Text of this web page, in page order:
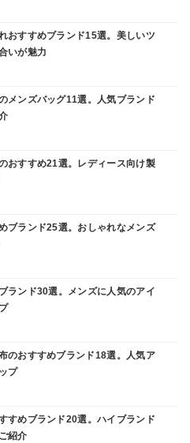
おすすめブランド15選。美しいツ
いが魅力
メンズバッグ11選。人気ブランド
おすすめ21選。レディース向け製
ブランド25選。おしゃれなメンズ
ランド30選。メンズに人気のアイ
のおすすめブランド18選。人気ア
プ
すめブランド20選。ハイブランド
紹介